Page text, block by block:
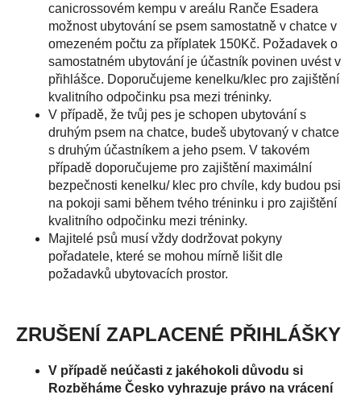
canicrossovém kempu v areálu Ranče Esadera
možnost ubytování se psem samostatně v chatce v
omezeném počtu za příplatek 150Kč. Požadavek o
samostatném ubytování je účastník povinen uvést v
přihlášce. Doporučujeme kenelku/klec pro zajištění
kvalitního odpočinku psa mezi tréninky.
V případě, že tvůj pes je schopen ubytování s
druhým psem na chatce, budeš ubytovaný v chatce
s druhým účastníkem a jeho psem. V takovém
případě doporučujeme pro zajištění maximální
bezpečnosti kenelku/ klec pro chvíle, kdy budou psi
na pokoji sami během tvého tréninku i pro zajištění
kvalitního odpočinku mezi tréninky.
Majitelé psů musí vždy dodržovat pokyny
pořadatele, které se mohou mírně lišit dle
požadavků ubytovacích prostor.
ZRUŠENÍ ZAPLACENÉ PŘIHLÁŠKY
V případě neúčasti z jakéhokoli důvodu si
Rozběháme Česko vyhrazuje právo na vrácení